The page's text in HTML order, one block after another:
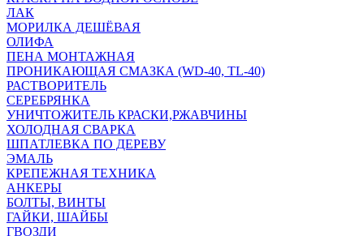
ЛАК
МОРИЛКА ДЕШЁВАЯ
ОЛИФА
ПЕНА МОНТАЖНАЯ
ПРОНИКАЮЩАЯ СМАЗКА (WD-40, TL-40)
РАСТВОРИТЕЛЬ
СЕРЕБРЯНКА
УНИЧТОЖИТЕЛЬ КРАСКИ,РЖАВЧИНЫ
ХОЛОДНАЯ СВАРКА
ШПАТЛЕВКА ПО ДЕРЕВУ
ЭМАЛЬ
КРЕПЕЖНАЯ ТЕХНИКА
АНКЕРЫ
БОЛТЫ, ВИНТЫ
ГАЙКИ, ШАЙБЫ
ГВОЗДИ